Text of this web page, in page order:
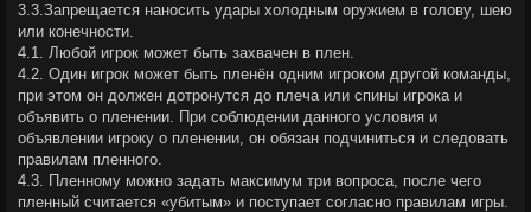
3.3.Запрещается наносить удары холодным оружием в голову, шею
или конечности.
4.1. Любой игрок может быть захвачен в плен.
4.2. Один игрок может быть пленён одним игроком другой команды,
при этом он должен дотронутся до плеча или спины игрока и
объявить о пленении. При соблюдении данного условия и
объявлении игроку о пленении, он обязан подчиниться и следовать
правилам пленного.
4.3. Пленному можно задать максимум три вопроса, после чего
пленный считается «убитым» и поступает согласно правилам игры.